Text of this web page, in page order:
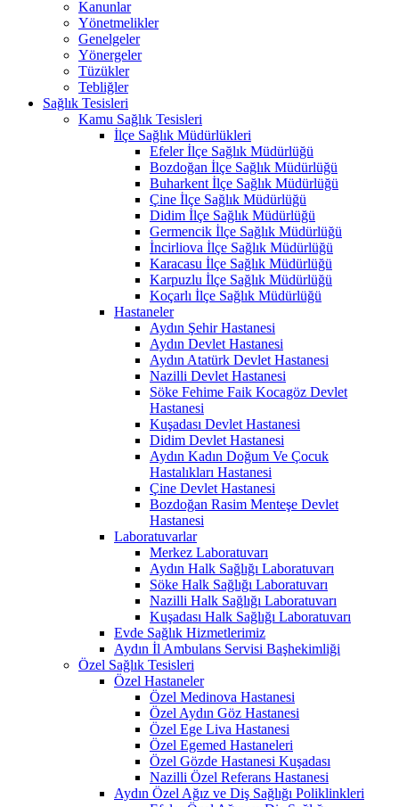
Kanunlar
Yönetmelikler
Genelgeler
Yönergeler
Tüzükler
Tebliğler
Sağlık Tesisleri
Kamu Sağlık Tesisleri
İlçe Sağlık Müdürlükleri
Efeler İlçe Sağlık Müdürlüğü
Bozdoğan İlçe Sağlık Müdürlüğü
Buharkent İlçe Sağlık Müdürlüğü
Çine İlçe Sağlık Müdürlüğü
Didim İlçe Sağlık Müdürlüğü
Germencik İlçe Sağlık Müdürlüğü
İncirliova İlçe Sağlık Müdürlüğü
Karacasu İlçe Sağlık Müdürlüğü
Karpuzlu İlçe Sağlık Müdürlüğü
Koçarlı İlçe Sağlık Müdürlüğü
Hastaneler
Aydın Şehir Hastanesi
Aydın Devlet Hastanesi
Aydın Atatürk Devlet Hastanesi
Nazilli Devlet Hastanesi
Söke Fehime Faik Kocagöz Devlet
Hastanesi
Kuşadası Devlet Hastanesi
Didim Devlet Hastanesi
Aydın Kadın Doğum Ve Çocuk
Hastalıkları Hastanesi
Çine Devlet Hastanesi
Bozdoğan Rasim Menteşe Devlet
Hastanesi
Laboratuvarlar
Merkez Laboratuvarı
Aydın Halk Sağlığı Laboratuvarı
Söke Halk Sağlığı Laboratuvarı
Nazilli Halk Sağlığı Laboratuvarı
Kuşadası Halk Sağlığı Laboratuvarı
Evde Sağlık Hizmetlerimiz
Aydın İl Ambulans Servisi Başhekimliği
Özel Sağlık Tesisleri
Özel Hastaneler
Özel Medinova Hastanesi
Özel Aydın Göz Hastanesi
Özel Ege Liva Hastanesi
Özel Egemed Hastaneleri
Özel Gözde Hastanesi Kuşadası
Nazilli Özel Referans Hastanesi
Aydın Özel Ağız ve Diş Sağlığı Poliklinkleri